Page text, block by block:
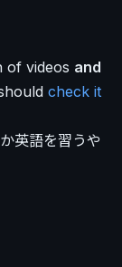
of videos and
check it
英語を習うや